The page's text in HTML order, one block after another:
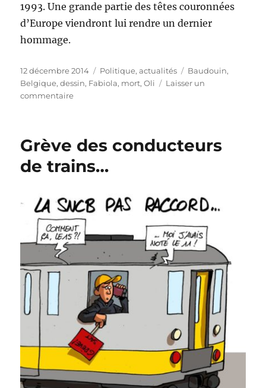
1993. Une grande partie des têtes couronnées
d’Europe viendront lui rendre un dernier
hommage.
Publié
le
12 décembre 2014 Catégories
Politique, actualités Étiquettes
Baudouin,
Belgique,dessin, Fabiola, mort,Oli
Laisser un
commentairesur
la
reine
Fabiola
Grève des conducteurs
de trains…